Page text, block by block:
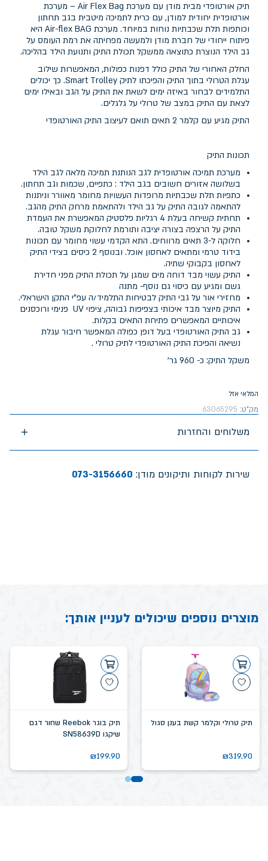
תיק אורטופדי מבית מודן עם מערכת Air Flex Bag – מערכת
אורטופדית יחודית למודן, עם כרית לתמיכה מיטבית בגב תחתון
וכותפות תלת שכבתיות נוחות במיוחד. מערכת Air-flex BAG היא
פיתוח ייחודי של חברת מודן ולמעשה מפחיתה את רמת העומס על
גב הילד הנוצרת כתוצאה ממשקל תכולת התיק ותנועת הילד בהליכה.
החלק האחורי של התיק כולל דפנות כפולות, המאפשרות שילוב
עגלת הטרולי בתוך התיק והפיכתו לתיק Smart Trolley. כך יכולים
התלמידים לבחור באיזה ימים לשאת את התיק על הגב ובאילו ימים
לצאת עם התיק במצב של טרולי על גלגלים.
התיק מגיע עם קלמר 2 תאים תואם לעיצוב התיק האורטופדי
תכונות התיק
מערכת תמיכה אורטופדית לגב הנותנת תמיכה מלאה לגב הילד
בשלושה אזורים חשובים בגב הילד : כתפיים, שכמות וגב תחתון.
כתפיות תלת שכבתיות מרופדות העשויות מחומר מאוורר וניתנות
להתאמה לגובה התיק על גב הילד ולהתאמת מרחק התיק מהגב.
תחתית קשיחה בעלת 4 רגליות פלסטיק המאפשרת את העמדת
התיק על הרצפה בצורה יציבה ותורמת לחלוקת משקל טובה.
חלוקה ל-3 תאים מרווחים. התא הקדמי עשוי מחומר עם תכונות
בידוד טרמי ומתאים לאחסון אוכל. ובנוסף 2 כיסים בצידי התיק
לאחסון בקבוקי שתיה.
התיק עשוי מבד דוחה מים שמגן על תכולת התיק מפני חדירת
גשם ומגיע עם כיסוי גם נוסף- מתנה
מחזירי אור על גבי התיק לבטיחות התלמיד/ה עפ"י התקן הישראלי.
התיק מיוצר מבד איכותי בצפיפות גבוהה, ציפוי UV פנימי ורוכסנים
איכותיים המאפשרים פתיחת התאים בקלות.
גב התיק האורטופדי בעל דופן כפולה המאפשר חיבור עגלת
נשיאה והפיכת התיק האורטופדי לתיק טרולי .
משקל התיק: כ- 960 גר'
המלאי אזל
מק"ט: 63065295
משלוחים והחזרות
שירות לקוחות ותיקונים מודן: 073-3156660
מוצרים נוספים שיכולים לעניין אותך:
תיק טרולי וקלמר קשת בענן סגול
₪319.90
תיק בוגר Reebok שחור דגם
שיקגו SN58639D
₪199.90